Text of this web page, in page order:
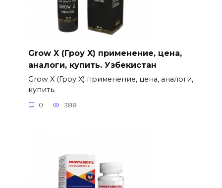
Grow X (Гроу X) применение, цена,
аналоги, купить. Узбекистан
Grow X (Гроу X) применение, цена, аналоги,
купить.
0 388